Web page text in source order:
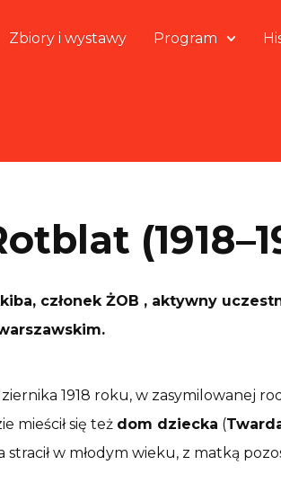
Zbiory i wystawy Program
członek ŻOB , aktywny
1918 roku, w zasymilowanej
mieścił się też dom dziecka (
stracił w młodym wieku, z matką